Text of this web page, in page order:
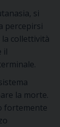
si
percepirsi
la collettività
il
la morte.
fortemente